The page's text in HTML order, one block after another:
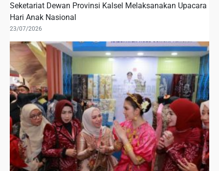
Seketariat Dewan Provinsi Kalsel Melaksanakan Upacara
Hari Anak Nasional
23/07/2026